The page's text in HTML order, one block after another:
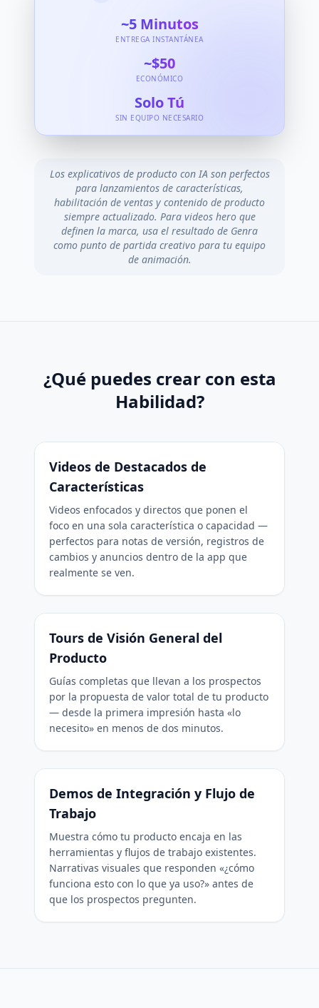
~5 Minutos
ENTREGA INSTANTÁNEA
~$50
ECONÓMICO
Solo Tú
SIN EQUIPO NECESARIO
Los explicativos de producto con IA son perfectos
para lanzamientos de características,
habilitación de ventas y contenido de producto
siempre actualizado. Para videos hero que
definen la marca, usa el resultado de Genra
como punto de partida creativo para tu equipo
de animación.
¿Qué puedes crear con esta
Habilidad?
Videos de Destacados de
Características
Videos enfocados y directos que ponen el
foco en una sola característica o capacidad —
perfectos para notas de versión, registros de
cambios y anuncios dentro de la app que
realmente se ven.
Tours de Visión General del
Producto
Guías completas que llevan a los prospectos
por la propuesta de valor total de tu producto
— desde la primera impresión hasta «lo
necesito» en menos de dos minutos.
Demos de Integración y Flujo de
Trabajo
Muestra cómo tu producto encaja en las
herramientas y flujos de trabajo existentes.
Narrativas visuales que responden «¿cómo
funciona esto con lo que ya uso?» antes de
que los prospectos pregunten.